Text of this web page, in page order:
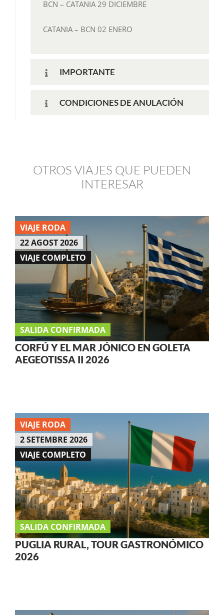
BCN – CATANIA 29 DICIEMBRE
CATANIA – BCN 02 ENERO
IMPORTANTE
CONDICIONES DE ANULACIÓN
OTROS VIAJES QUE PUEDEN
INTERESAR
VIAJE RODA
VIAJE COMPLETO
SALIDA CONFIRMADA
22 AGOST 2026
CORFÚ Y EL MAR JÓNICO EN GOLETA
AEGEOTISSA II 2026
VIAJE RODA
VIAJE COMPLETO
SALIDA CONFIRMADA
2 SETEMBRE 2026
PUGLIA RURAL, TOUR GASTRONÓMICO
2026